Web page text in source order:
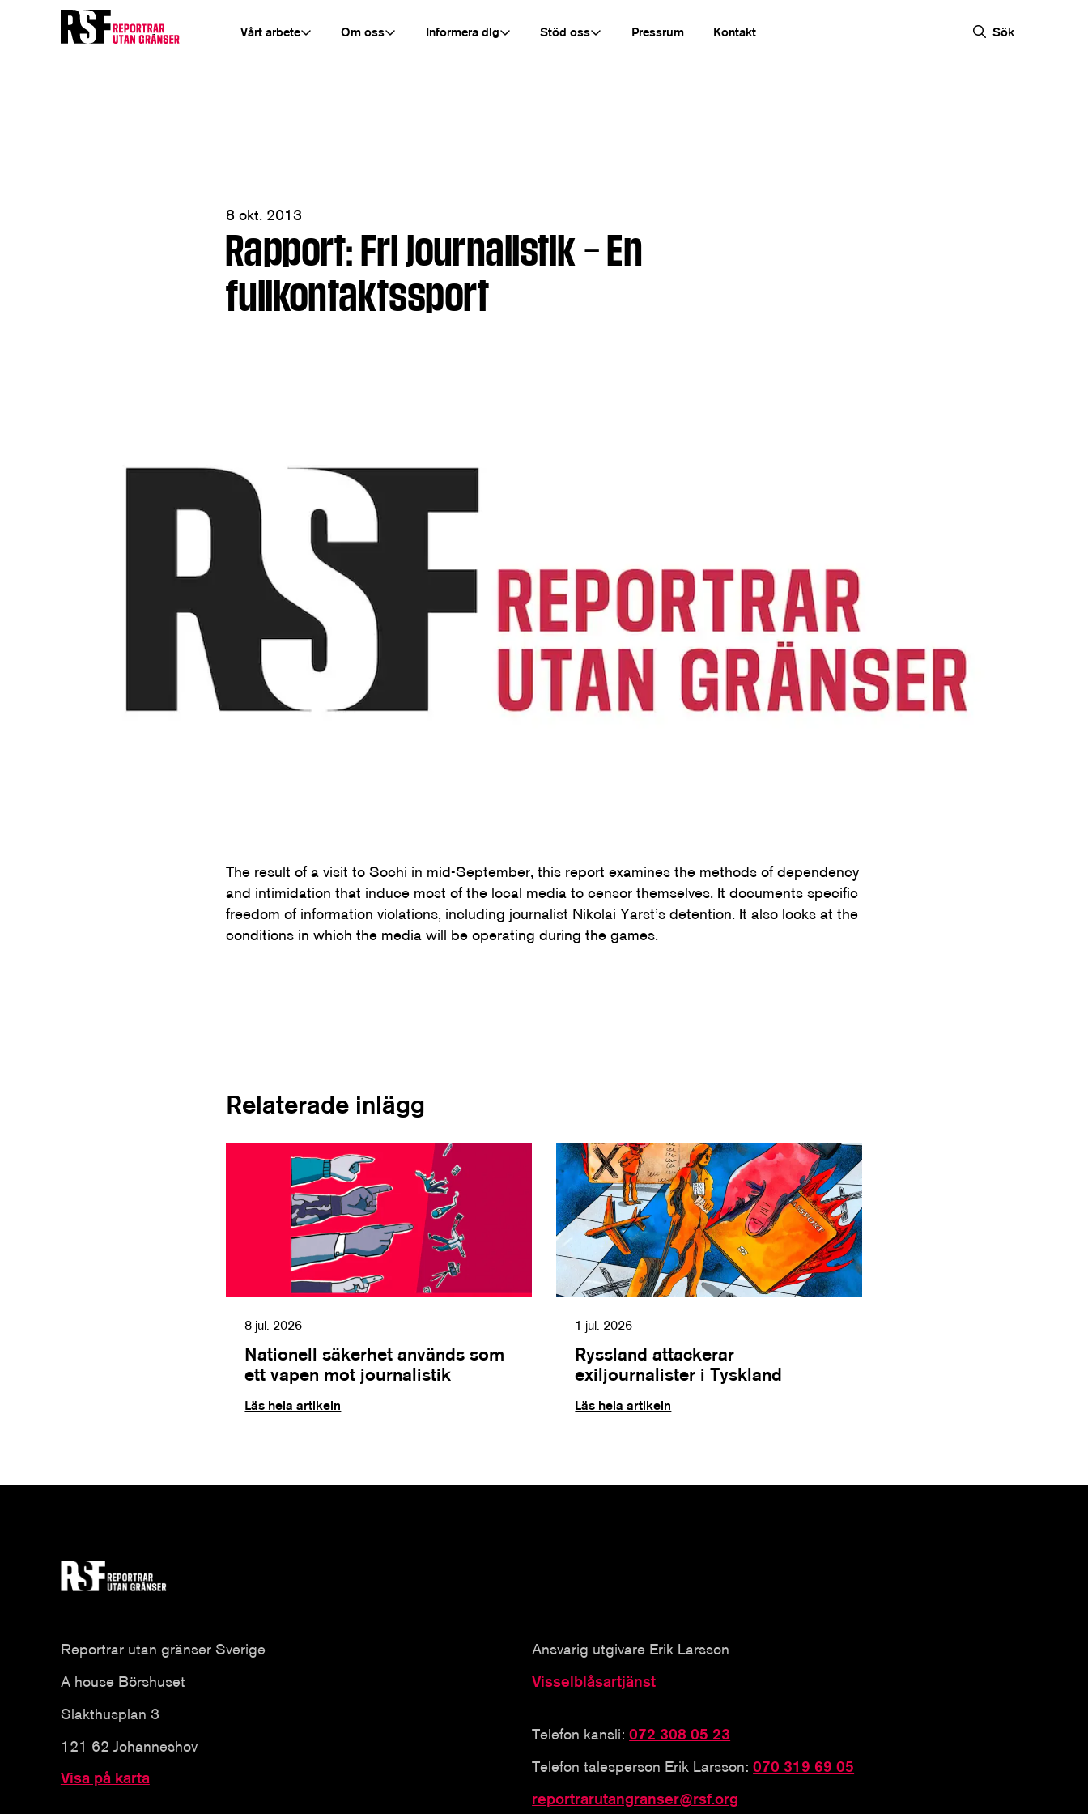
Vårt arbete Om oss Informera dig Stöd oss Pressrum Kontakt Sök
8 okt. 2013
Rapport: Fri journalistik – En
fullkontaktssport
The result of a visit to Sochi in mid-September, this report examines the methods of dependency
and intimidation that induce most of the local media to censor themselves. It documents specific
freedom of information violations, including journalist Nikolai Yarst’s detention. It also looks at the
conditions in which the media will be operating during the games.
Relaterade inlägg
8 jul. 2026
Nationell säkerhet används som
ett vapen mot journalistik
Läs hela artikeln
1 jul. 2026
Ryssland attackerar
exiljournalister i Tyskland
Läs hela artikeln
Reportrar utan gränser Sverige
A house Börshuset
Slakthusplan 3
121 62 Johanneshov
Visa på karta
Ansvarig utgivare Erik Larsson
Visselblåsartjänst
Telefon kansli:072 308 05 23
Telefon talesperson Erik Larsson:070 319 69 05
reportrarutangranser@rsf.org